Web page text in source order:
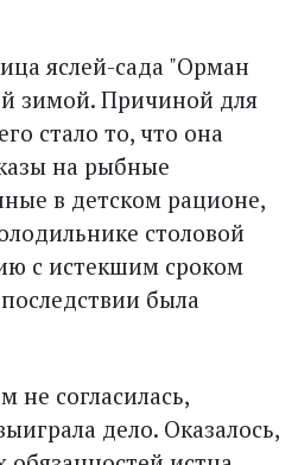
яслей-сада "Орман
зимой. Причиной для
стало то, что она
на рыбные
в детском рационе,
столовой
с истекшим сроком
была
не согласилась,
дело. Оказалось,